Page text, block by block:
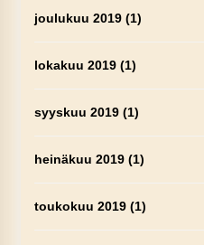
joulukuu 2019(1)
lokakuu 2019(1)
syyskuu 2019(1)
heinäkuu 2019(1)
toukokuu 2019(1)